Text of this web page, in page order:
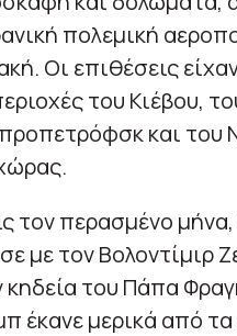
πολεμική
Οι επιθέσεις
του Κιέβου,
και του
τον περασμένο
με τον Βολοντίμιρ
κηδεία του Πάπα
έκανε μερικά από τα